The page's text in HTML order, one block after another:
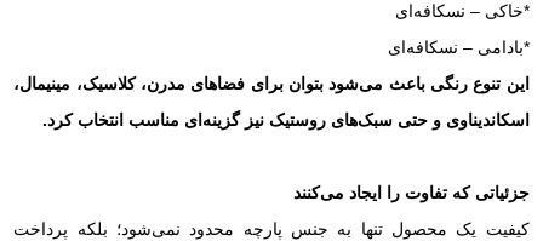
*خاکی – نسکافه‌ای
*بادامی – نسکافه‌ای
این تنوع رنگی باعث می‌شود بتوان برای فضاهای مدرن، کلاسیک، مینیمال،
اسکاندیناوی و حتی سبک‌های روستیک نیز گزینه‌ای مناسب انتخاب کرد.
جزئیاتی که تفاوت را ایجاد می‌کنند
کیفیت یک محصول تنها به جنس پارچه محدود نمی‌شود؛ بلکه پرداخت